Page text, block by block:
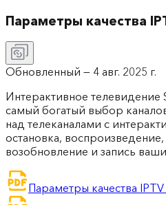
Параметры качества
Обновленный — 4 авг. 2025 г.
Интерактивное телевидение
самый богатый выбор
над телеканалами с
остановка,
возобновление и запись
Параметры качества